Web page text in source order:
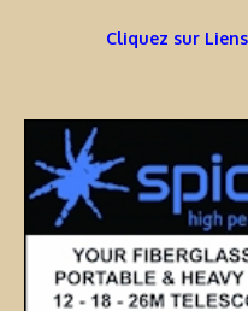
Cliquez sur